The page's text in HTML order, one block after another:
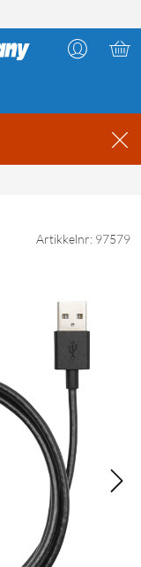
Artikkelnr: 97579